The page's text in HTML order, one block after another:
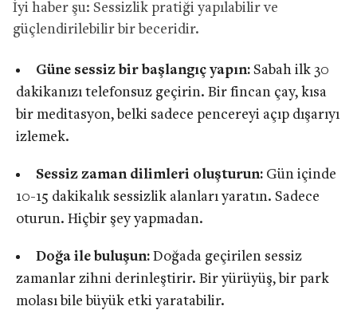
İyi haber şu: Sessizlik pratiği yapılabilir ve
güçlendirilebilir bir beceridir.
Güne sessiz bir başlangıç yapın:Sabah ilk 30
dakikanızı telefonsuz geçirin. Bir fincan çay, kısa
bir meditasyon, belki sadece pencereyi açıp dışarıyı
izlemek.
Sessiz zaman dilimleri oluşturun:Gün içinde
10-15 dakikalık sessizlik alanları yaratın. Sadece
oturun. Hiçbir şey yapmadan.
Doğa ile buluşun:Doğada geçirilen sessiz
zamanlar zihni derinleştirir. Bir yürüyüş, bir park
molası bile büyük etki yaratabilir.